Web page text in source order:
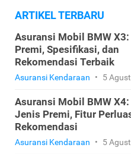
ARTIKEL TERBARU
Asuransi Mobil BMW X3:
Premi, Spesifikasi, dan
Rekomendasi Terbaik
Asuransi Kendaraan • 5
Asuransi Mobil BMW
Jenis Premi, Fitur
Rekomendasi
Asuransi Kendaraan • 5